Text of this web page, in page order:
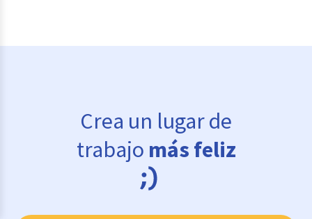
Crea un lugar de
trabajo más feliz